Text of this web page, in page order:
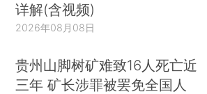
详解(含视频)
2026年08月08日
贵州山脚树矿难致16人死亡近
三年 矿长涉罪被罢免全国人